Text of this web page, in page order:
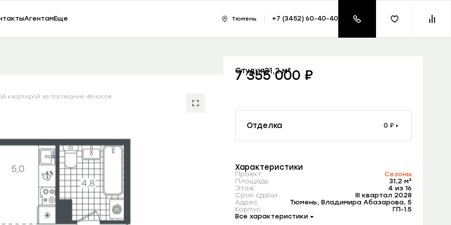
АгентамЕще Тюмень +7 (3452) 60-40-40
квартирой за последние 48 часов
Студия31,2 м²
7 355 000 ₽
Отделка 0 ₽
Характеристики
Проект
Сезоны
Площадь
31,2 м²
Этаж
4 из 16
Срок сдачи
III квартал 2028
Адрес
Тюмень, Владимира Абазарова, 5
Корпус
ГП-1.5
Все характеристики